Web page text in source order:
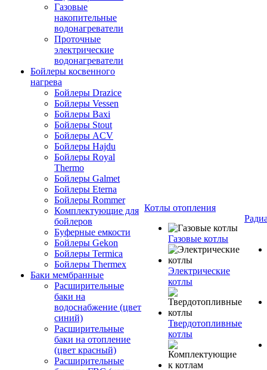
Газовые
накопительные
водонагреватели
Проточные
электрические
водонагреватели
Бойлеры косвенного
нагрева
Бойлеры Drazice
Бойлеры Vessen
Бойлеры Baxi
Бойлеры Stout
Бойлеры ACV
Бойлеры Hajdu
Бойлеры Royal
Thermo
Бойлеры Galmet
Бойлеры Eterna
Бойлеры Rommer
Комплектующие для
бойлеров
Буферные емкости
Бойлеры Gekon
Бойлеры Termica
Бойлеры Thermex
Баки мембранные
Расширительные
баки на
водоснабжение (цвет
синий)
Расширительные
баки на отопление
(цвет красный)
Расширительные
Котлы отопления
Газовые котлы
Электрические
котлы
Твердотопливные
котлы